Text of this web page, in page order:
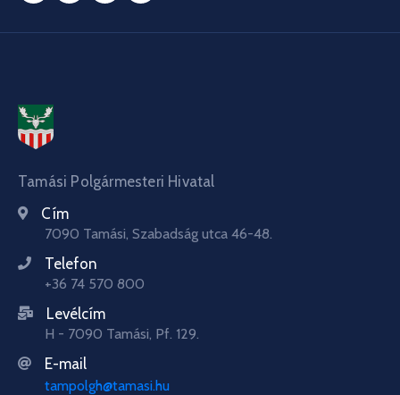
Tamási Polgármesteri Hivatal
Cím
7090 Tamási, Szabadság utca 46-48.
Telefon
+36 74 570 800
Levélcím
H - 7090 Tamási, Pf. 129.
E-mail
tampolgh@tamasi.hu